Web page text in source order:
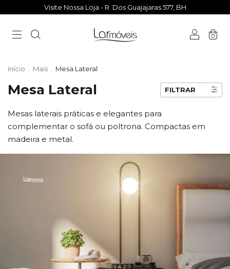
Visite Nossa Loja - R. Dos Guajajaras 577, BH
0
Início Mais Mesa Lateral
Mesa Lateral FILTRAR
Mesas laterais práticas e elegantes para
complementar o sofá ou poltrona. Compactas em
madeira e metal.